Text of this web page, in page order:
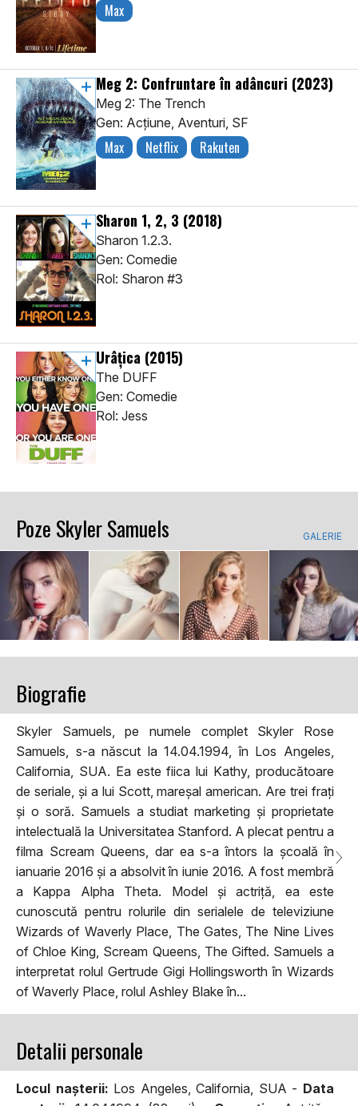
Max
Meg 2: Confruntare în adâncuri (2023)
Meg 2: The Trench
Gen: Acţiune, Aventuri, SF
Max Netflix Rakuten
Sharon 1, 2, 3 (2018)
Sharon 1.2.3.
Gen: Comedie
Rol: Sharon #3
Urâțica (2015)
The DUFF
Gen: Comedie
Rol: Jess
Poze Skyler Samuels GALERIE
Biografie
Skyler Samuels, pe numele complet Skyler Rose
Samuels, s-a născut la 14.04.1994, în Los Angeles,
California, SUA. Ea este fiica lui Kathy, producătoare
de seriale, și a lui Scott, mareșal american. Are trei frați
și o soră. Samuels a studiat marketing și proprietate
intelectuală la Universitatea Stanford. A plecat pentru a
filma Scream Queens, dar ea s-a întors la școală în
ianuarie 2016 și a absolvit în iunie 2016. A fost membră
a Kappa Alpha Theta. Model și actriță, ea este
cunoscută pentru rolurile din serialele de televiziune
Wizards of Waverly Place, The Gates, The Nine Lives
of Chloe King, Scream Queens, The Gifted. Samuels a
interpretat rolul Gertrude Gigi Hollingsworth în Wizards
of Waverly Place, rolul Ashley Blake în...
Detalii personale
Locul naşterii: Los Angeles, California, SUA - Data